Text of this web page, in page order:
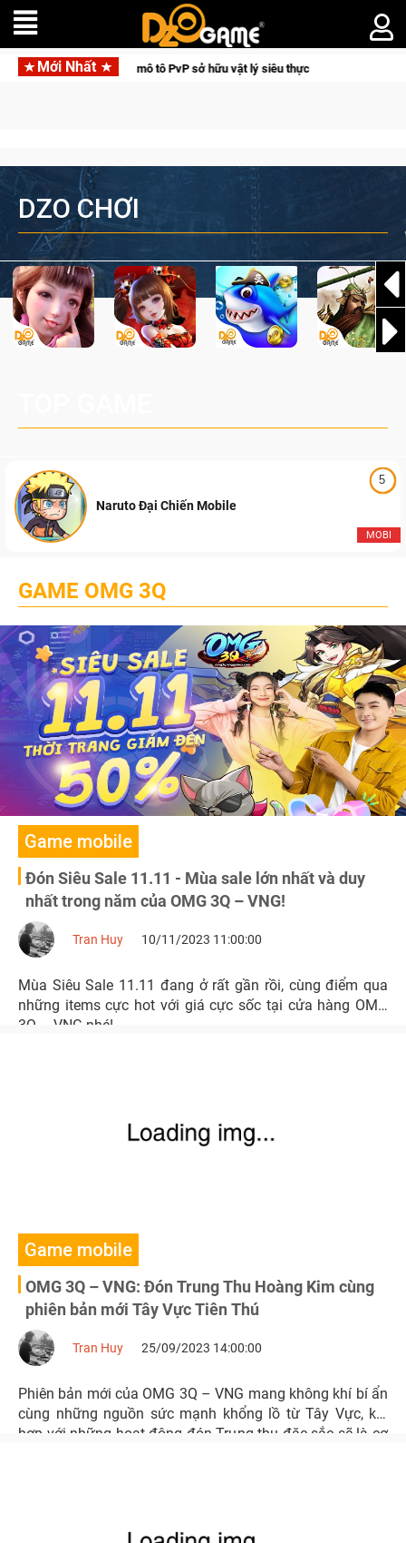
Mới Nhất
PvP sở hữu vật lý siêu thực Medal Hunter: Game bắn
DZO CHƠI
5
MOBI
Naruto Đại Chiến Mobile
GAME OMG 3Q
Game mobile
Đón Siêu Sale 11.11 - Mùa sale lớn nhất và duy
nhất trong năm của OMG 3Q – VNG!
Tran Huy 10/11/2023 11:00:00
Mùa Siêu Sale 11.11 đang ở rất gần rồi, cùng điểm qua
những items cực hot với giá cực sốc tại cửa hàng OMG
3Q – VNG nhé!
Game mobile
OMG 3Q – VNG: Đón Trung Thu Hoàng Kim cùng
phiên bản mới Tây Vực Tiên Thú
Tran Huy 25/09/2023 14:00:00
Phiên bản mới của OMG 3Q – VNG mang không khí bí ẩn
cùng những nguồn sức mạnh khổng lồ từ Tây Vực, kết
hợp với những hoạt động đón Trung thu đặc sắc sẽ là cơ